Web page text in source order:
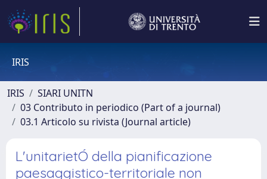
IRIS
IRIS
SIARI UNITN
03 Contributo in periodico (Part of a journal)
03.1 Articolo su rivista (Journal article)
L'unitarietÓ della pianificazione
paesaggistico-territoriale non